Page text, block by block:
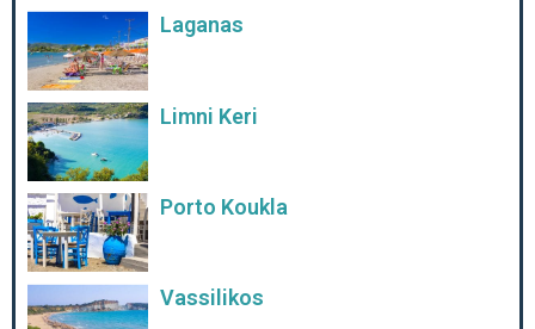
Laganas
Limni Keri
Porto Koukla
Vassilikos